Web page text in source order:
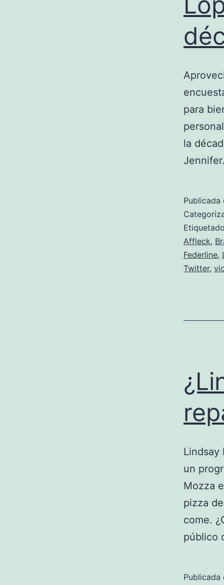
para
la
Publicada
Affleck,
Federline,
Twitter,
Lindsay
un
Mozza
pizza
come.
público
Publicada